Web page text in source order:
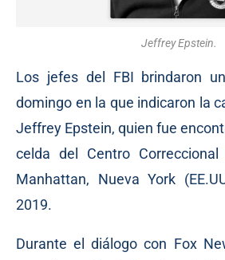
Jeffrey Epstein.
Los jefes del FBI brindaron
domingo en la que indicaron la
Jeffrey Epstein, quien fue
celda del Centro
Manhattan, Nueva York
2019.
Durante el diálogo con Fox